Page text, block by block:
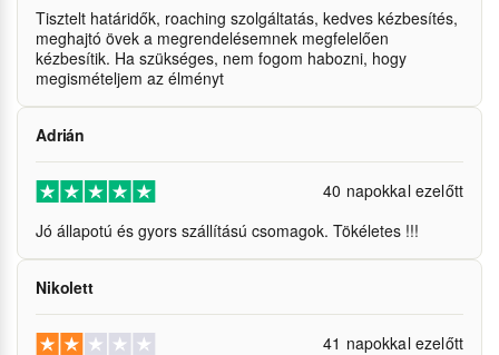
Tisztelt határidők, roaching szolgáltatás, kedves kézbesítés,
meghajtó övek a megrendelésemnek megfelelően
kézbesítik. Ha szükséges, nem fogom habozni, hogy
megismételjem az élményt
Adrián
40 napokkal ezelőtt
Jó állapotú és gyors szállítású csomagok. Tökéletes !!!
Nikolett
41 napokkal ezelőtt